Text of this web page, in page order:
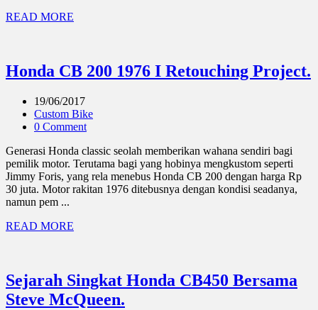
READ MORE
Honda CB 200 1976 I Retouching Project.
19/06/2017
Custom Bike
0 Comment
Generasi Honda classic seolah memberikan wahana sendiri bagi
pemilik motor. Terutama bagi yang hobinya mengkustom seperti
Jimmy Foris, yang rela menebus Honda CB 200 dengan harga Rp
30 juta. Motor rakitan 1976 ditebusnya dengan kondisi seadanya,
namun pem ...
READ MORE
Sejarah Singkat Honda CB450 Bersama
Steve McQueen.